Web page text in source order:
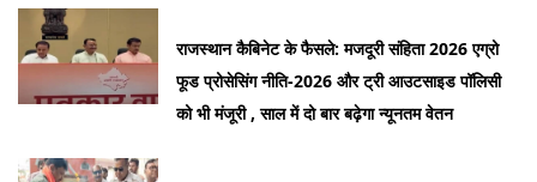
राजस्थान कैबिनेट के फैसले: मजदूरी संहिता 2026 एग्रो
फूड प्रोसेसिंग नीति-2026 और ट्री आउटसाइड पॉलिसी
को भी मंजूरी , साल में दो बार बढ़ेगा न्यूनतम वेतन